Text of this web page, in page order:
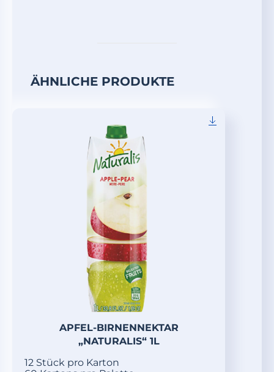
ÄHNLICHE PRODUKTE
APFEL-BIRNENNEKTAR
„NATURALIS“ 1L
12 Stück pro Karton